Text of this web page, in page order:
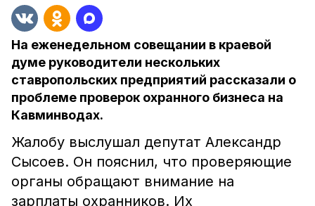
На еженедельном совещании в краевой
думе руководители нескольких
ставропольских предприятий рассказали о
проблеме проверок охранного бизнеса на
Кавминводах.
Жалобу выслушал депутат Александр
Сысоев. Он пояснил, что проверяющие
органы обращают внимание на
зарплаты охранников. Их